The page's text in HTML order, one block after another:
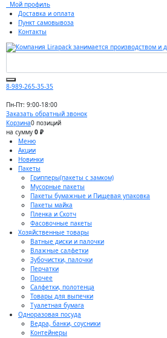
Мой профиль
Доставка и оплата
Пункт самовывоза
Контакты
8-989-265-35-35
Пн-Пт: 9:00-18:00
Заказать обратный звонок
Корзина0 позиций
на сумму 0 ₽
Меню
Акции
Новинки
Пакеты
Грипперы(пакеты с замком)
Мусорные пакеты
Пакеты бумажные и Пищевая упаковка
Пакеты майка
Пленка и Скотч
Фасовочные пакеты
Хозяйственные товары
Ватные диски и палочки
Влажные салфетки
Зубочистки, палочки
Перчатки
Прочее
Салфетки, полотенца
Товары для выпечки
Туалетная бумага
Одноразовая посуда
Ведра, банки, соусники
Контейнеры